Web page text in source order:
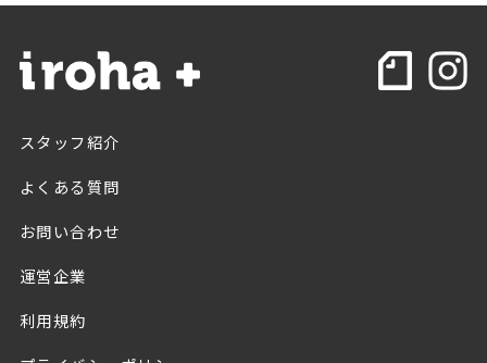
スタッフ紹介
よくある質問
お問い合わせ
運営企業
利用規約